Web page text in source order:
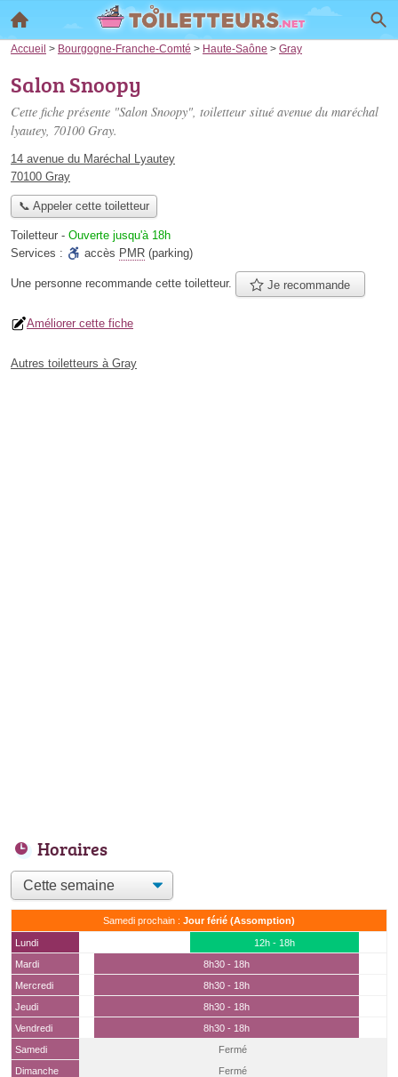
Accueil > Bourgogne-Franche-Comté > Haute-Saône > Gray
Salon Snoopy
Cette fiche présente "Salon Snoopy", toiletteur situé avenue du maréchal
lyautey, 70100 Gray.
14 avenue du Maréchal Lyautey
70100 Gray
📞 Appeler cette toiletteur
Toiletteur - Ouverte jusqu'à 18h
Services :
accès PMR (parking)
Une personne recommande cette toiletteur. Je recommande
Améliorer cette fiche
Autres toiletteurs à Gray
Horaires
Samedi prochain : Jour férié (Assomption)
Lundi
12h - 18h
Mardi
8h30 - 18h
Mercredi
8h30 - 18h
Jeudi
8h30 - 18h
Vendredi
8h30 - 18h
Samedi
(15 août)
Fermé
Dimanche
Fermé